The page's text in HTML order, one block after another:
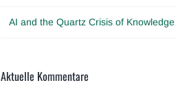
AI and the Quartz Crisis of
Aktuelle Kommentare